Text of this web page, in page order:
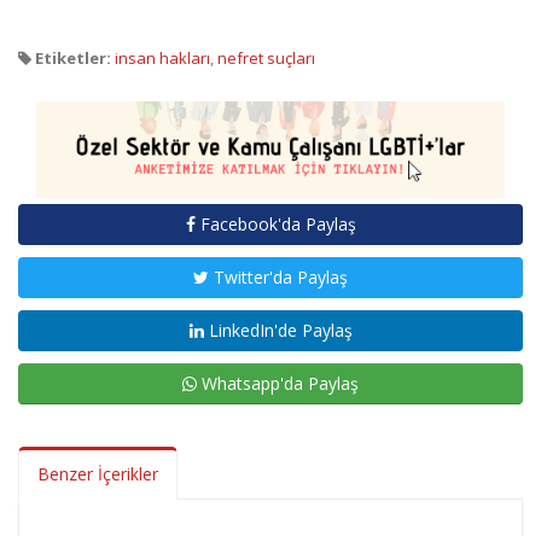
Etiketler: insan hakları,nefret suçları
Facebook'da Paylaş
Twitter'da Paylaş
LinkedIn'de Paylaş
Whatsapp'da Paylaş
Benzer İçerikler